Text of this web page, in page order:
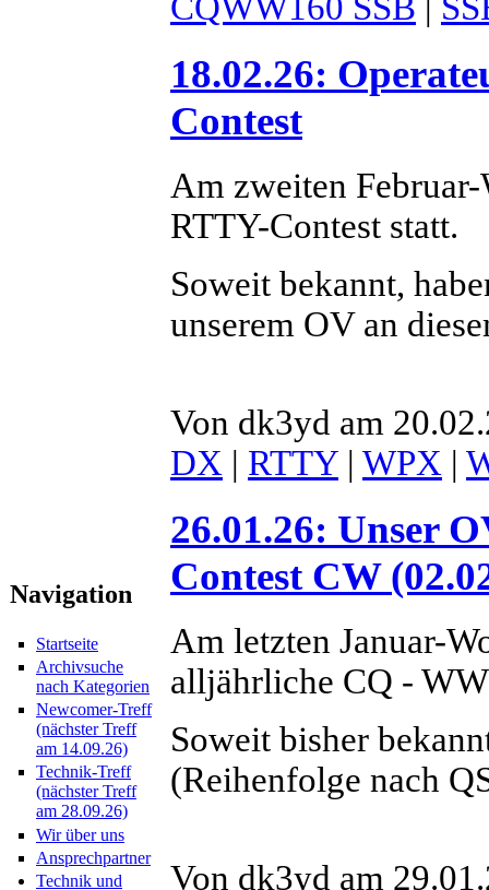
Navigation
Startseite
Archivsuche
nach Kategorien
Newcomer-Treff
(nächster Treff
am 14.09.26)
Technik-Treff
(nächster Treff
am 28.09.26)
Wir über uns
Ansprechpartner
Technik und
18.02.26:
Contest
Am zweiten
RTTY-Contest statt.
Soweit bekannt,
unserem OV an
Von dk3yd am
DX | RTTY | WPX |
26.01.26: Unser
Contest CW
Am letzten Januar-
alljährliche CQ -
Soweit bisher
(Reihenfolge nach
Von dk3yd am